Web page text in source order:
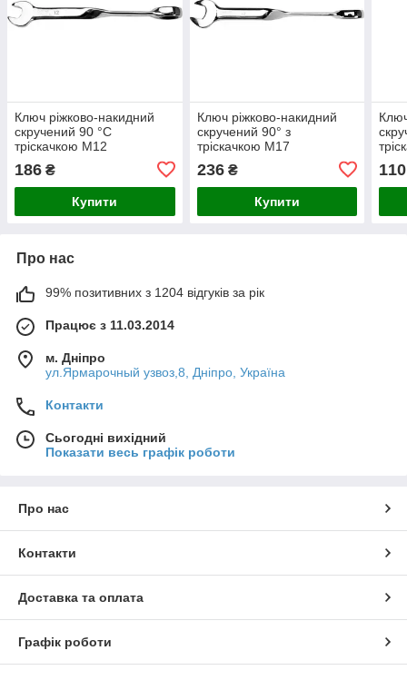
Ключ ріжково-накидний
скручений 90 °C
тріскачкою М12
186 ₴
Купити
Ключ ріжково-накидний
скручений 90° з
тріскачкою М17
236₴
Купити
110
Про нас
99% позитивних з 1204 відгуків за рік
Працює з 11.03.2014
м. Дніпро
ул.Ярмарочный узвоз,8, Дніпро, Україна
Контакти
Сьогодні вихідний
Показати весь графік роботи
Про нас
Контакти
Доставка та оплата
Графік роботи